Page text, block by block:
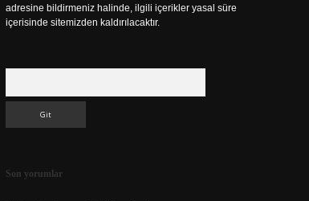
adresine bildirmeniz halinde, ilgili içerikler yasal süre
içerisinde sitemizden kaldırılacaktır.
Son yorumlar